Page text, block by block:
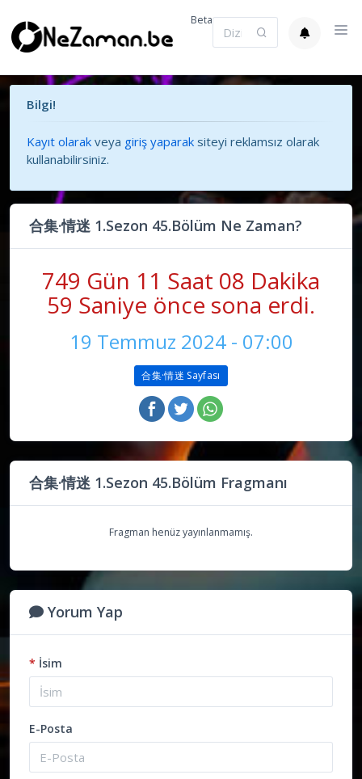
Beta
Bilgi!
Kayıt olarak veya giriş yaparak siteyi reklamsız olarak
kullanabilirsiniz.
合集·情迷 1.Sezon 45.Bölüm Ne Zaman?
749 Gün 11 Saat 09 Dakika
00 Saniye önce sona erdi.
19 Temmuz 2024 - 07:00
合集·情迷 Sayfası
合集·情迷 1.Sezon 45.Bölüm Fragmanı
Fragman henüz yayınlanmamış.
Yorum Yap
* İsim
E-Posta